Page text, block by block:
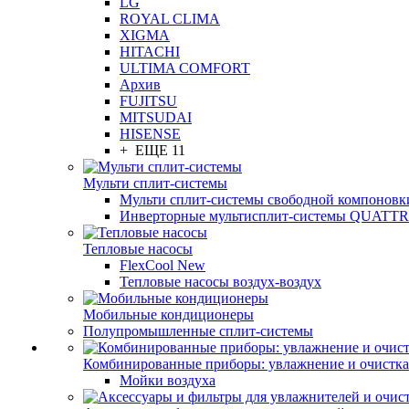
ROYAL CLIMA
XIGMA
HITACHI
ULTIMA COMFORT
Архив
FUJITSU
MITSUDAI
HISENSE
+ ЕЩЕ 11
Мульти сплит-системы
Мульти сплит-системы свободной
Инверторные мультисплит-системы
Тепловые насосы
FlexCool New
Тепловые насосы воздух-воздух
Мобильные кондиционеры
Полупромышленные сплит-системы
Комбинированные приборы: увлажнение и очистка
Мойки воздуха